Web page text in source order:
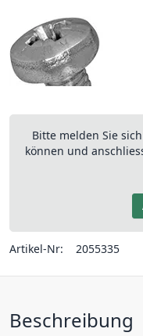
Bitte melden Sie
können und
Artikel-Nr: 2055335
Beschreibung